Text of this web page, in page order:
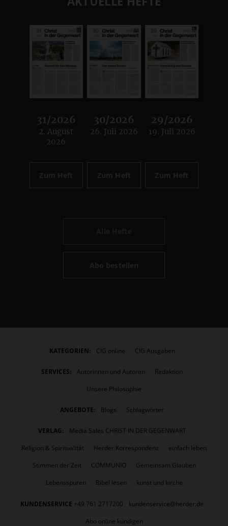
31/2026
:
2. August
2026
Zum Heft
30/2026
:
26. Juli 2026
Zum Heft
29/2026
:
19. Juli 2026
Zum Heft
Abo bestellen
KATEGORIEN: CIG online CIG Ausgaben
SERVICES: Autorinnen und Autoren
Redaktion
Unsere Philosophie
ANGEBOTE: Blogs Schlagwörter
VERLAG:
Media Sales CHRIST IN DER GEGENWART
Religion & Spiritualität
Herder Korrespondenz
einfach leben
Stimmen der Zeit
COMMUNIO
Gemeinsam Glauben
Lebensspuren
Bibel lesen kunst und kirche
KUNDENSERVICE +49 761 2717200
kundenservice@herder.de
Abo online kündigen